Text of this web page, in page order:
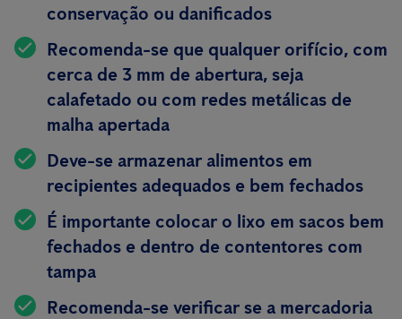
conservação ou danificados
Recomenda-se que qualquer orifício, com
cerca de 3 mm de abertura, seja
calafetado ou com redes metálicas de
malha apertada
Deve-se armazenar alimentos em
recipientes adequados e bem fechados
É importante colocar o lixo em sacos bem
fechados e dentro de contentores com
tampa
Recomenda-se verificar se a mercadoria